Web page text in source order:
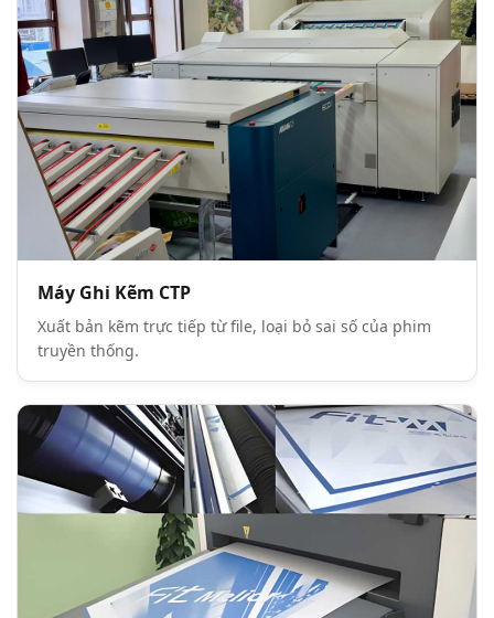
Máy Ghi Kẽm CTP
Xuất bản kẽm trực tiếp từ file, loại bỏ sai số của phim
truyền thống.